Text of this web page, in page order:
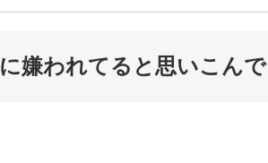
嫌われてると思いこん